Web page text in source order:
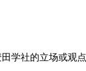
学社的立场或观